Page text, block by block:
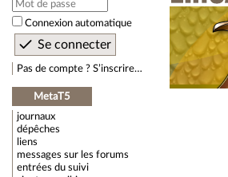
Connexion automatique
Pas de compte ? S’inscrire…
MetaT5
journaux
dépêches
liens
messages sur les forums
entrées du suivi